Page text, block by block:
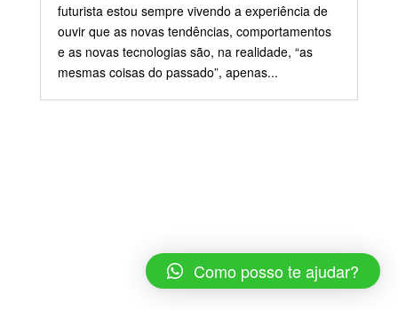
futurista estou sempre vivendo a experiência de
ouvir que as novas tendências, comportamentos
e as novas tecnologias são, na realidade, “as
mesmas coisas do passado”, apenas...
Como posso te ajudar?